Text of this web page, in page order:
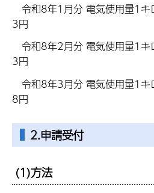
令和8年1月分 電気使用量1キ
3円
令和8年2月分 電気使用量1キ
3円
令和8年3月分 電気使用量1キ
8円
2.申請受付
(1)方法